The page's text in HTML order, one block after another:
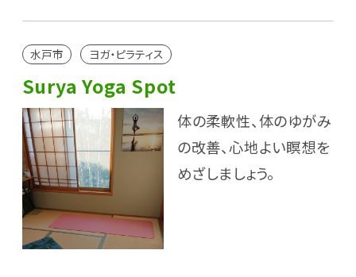
水戸市 ヨガ・ピラティス
Surya Yoga Spot
体の柔軟性、体のゆがみ
の改善、心地よい瞑想を
めざしましょう。